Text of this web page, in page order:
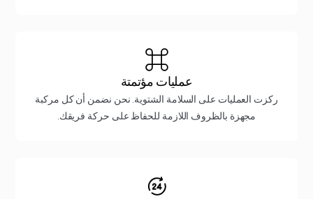
عمليات مؤتمتة
ركزت العمليات على السلامة الشتوية. نحن نضمن أن كل مركبة
مجهزة بالظروف اللازمة للحفاظ على حركة فريقك.